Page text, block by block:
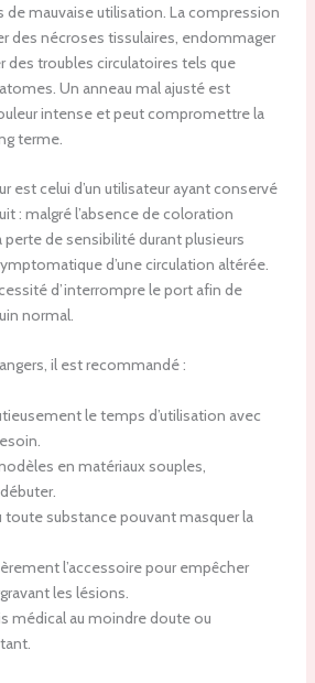
de mauvaise utilisation. La compression
des nécroses tissulaires, endommager
des troubles circulatoires tels que
Un anneau mal ajusté est
intense et peut compromettre la
terme.
est celui d’un utilisateur ayant conservé
: malgré l’absence de coloration
de sensibilité durant plusieurs
d’une circulation altérée.
d’interrompre le port afin de
normal.
il est recommandé :
le temps d’utilisation avec
en matériaux souples,
toute substance pouvant masquer la
l’accessoire pour empêcher
les lésions.
médical au moindre doute ou